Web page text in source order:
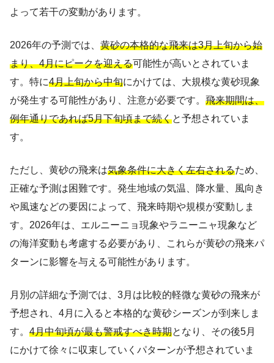
よって若干の変動があります。
2026年の予測では、 黄砂の本格的な飛来は3月上旬から始
まり、4月にピークを迎える可能性が高いとされていま
す。特に4月上旬から中旬にかけては、大規模な黄砂現象
が発生する可能性があり、注意が必要です。 飛来期間は、
例年通りであれば5月下旬頃まで続くと予想されていま
す。
ただし、黄砂の飛来は気象条件に大きく左右されるため、
正確な予測は困難です。発生地域の気温、降水量、風向き
や風速などの要因によって、飛来時期や規模が変動しま
す。2026年は、エルニーニョ現象やラニーニャ現象など
の海洋変動も考慮する必要があり、これらが黄砂の飛来パ
ターンに影響を与える可能性があります。
月別の詳細な予測では、3月は比較的軽微な黄砂の飛来が
予想され、4月に入ると本格的な黄砂シーズンが到来しま
す。 4月中旬頃が最も警戒すべき時期となり、その後5月
にかけて徐々に収束していくパターンが予想されていま